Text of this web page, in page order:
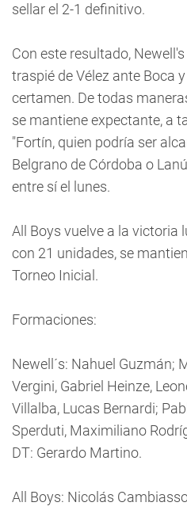
sellar el 2-1 definitivo.
Con este resultado,
traspié de Vélez ante Boca
certamen. De todas
se mantiene expectante, a
"Fortín, quien podría ser
Belgrano de Córdoba o
entre sí el lunes.
All Boys vuelve a la victoria
con 21 unidades, se
Torneo Inicial.
Formaciones:
Newell´s: Nahuel Guzmán;
Vergini, Gabriel Heinze,
Villalba, Lucas Bernardi;
Sperduti, Maximiliano
DT: Gerardo Martino.
All Boys: Nicolás